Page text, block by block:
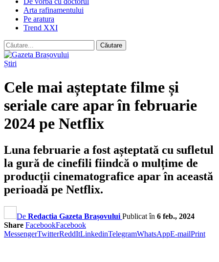
Arta rafinamentului
Pe aratura
Trend XXI
Știri
Cele mai așteptate filme și
seriale care apar în februarie
2024 pe Netflix
Luna februarie a fost așteptată cu sufletul
la gură de cinefili fiindcă o mulțime de
producții cinematografice apar în această
perioadă pe Netflix.
De Redactia Gazeta Brașovului Publicat în 6 feb., 2024
Share FacebookFacebook
MessengerTwitterReddItLinkedinTelegramWhatsAppE-mailPrint